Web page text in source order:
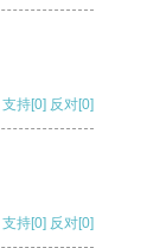
支持[0] 反对[0]
支持[0] 反对[0]